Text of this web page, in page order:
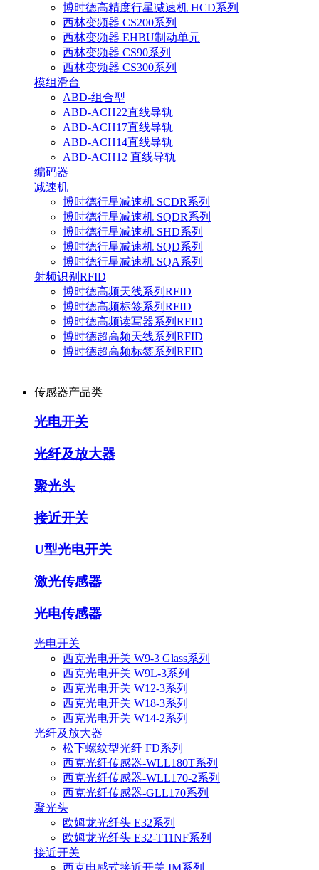
博时德高精度行星减速机 HCD系列
西林变频器 CS200系列
西林变频器 EHBU制动单元
西林变频器 CS90系列
西林变频器 CS300系列
模组滑台
ABD-组合型
ABD-ACH22直线导轨
ABD-ACH17直线导轨
ABD-ACH14直线导轨
ABD-ACH12 直线导轨
编码器
减速机
博时德行星减速机 SCDR系列
博时德行星减速机 SQDR系列
博时德行星减速机 SHD系列
博时德行星减速机 SQD系列
博时德行星减速机 SQA系列
射频识别RFID
博时德高频天线系列RFID
博时德高频标签系列RFID
博时德高频读写器系列RFID
博时德超高频天线系列RFID
博时德超高频标签系列RFID
传感器产品类
光电开关
光纤及放大器
聚光头
接近开关
U型光电开关
激光传感器
光电传感器
光电开关
西克光电开关 W9-3 Glass系列
西克光电开关 W9L-3系列
西克光电开关 W12-3系列
西克光电开关 W18-3系列
西克光电开关 W14-2系列
光纤及放大器
松下螺纹型光纤 FD系列
西克光纤传感器-WLL180T系列
西克光纤传感器-WLL170-2系列
西克光纤传感器-GLL170系列
聚光头
欧姆龙光纤头 E32系列
欧姆龙光纤头 E32-T11NF系列
接近开关
西克电感式接近开关 IM系列